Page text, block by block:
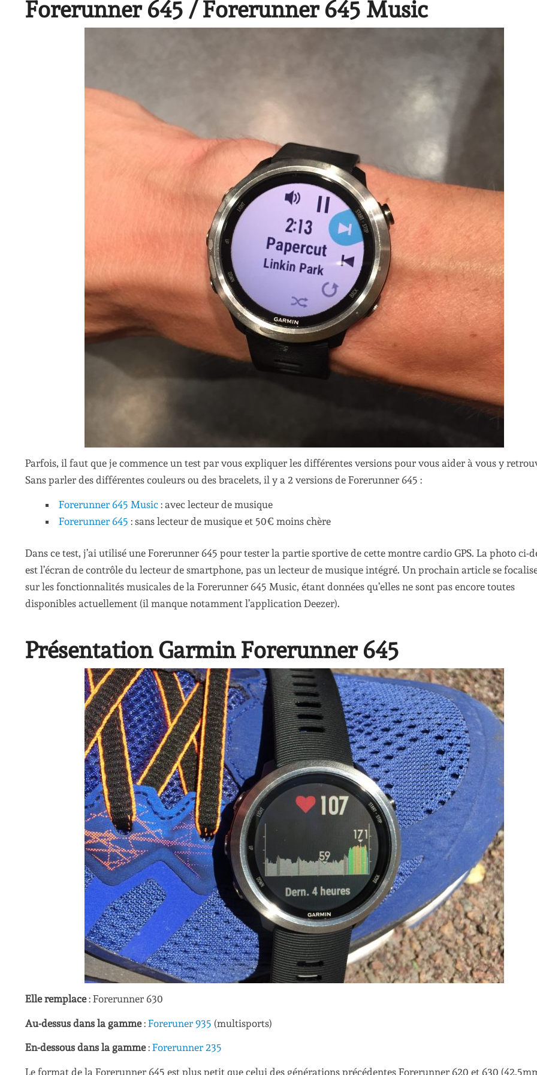
Forerunner 645 / Forerunner 645 Music
Parfois, il faut que je commence un test par vous expliquer les différentes versions pour vous aider à vous y
Sans parler des différentes couleurs ou des bracelets, il y a 2 versions de Forerunner 645 :
Forerunner 645 Music : avec lecteur de musique
Forerunner 645 : sans lecteur de musique et 50€ moins chère
Dans ce test, j’ai utilisé une Forerunner 645 pour tester la partie sportive de cette montre cardio GPS. La photo ci-
est l’écran de contrôle du lecteur de smartphone, pas un lecteur de musique intégré. Un prochain article se
sur les fonctionnalités musicales de la Forerunner 645 Music, étant données qu’elles ne sont pas encore toutes
disponibles actuellement (il manque notamment l’application Deezer).
Présentation Garmin Forerunner 645
Elle remplace: Forerunner 630
Au-dessus dans la gamme: Foreruner 935 (multisports)
En-dessous dans la gamme: Forerunner 235
Le format de la Forerunner 645 est plus petit que celui des générations précédentes Forerunner 620 et 630